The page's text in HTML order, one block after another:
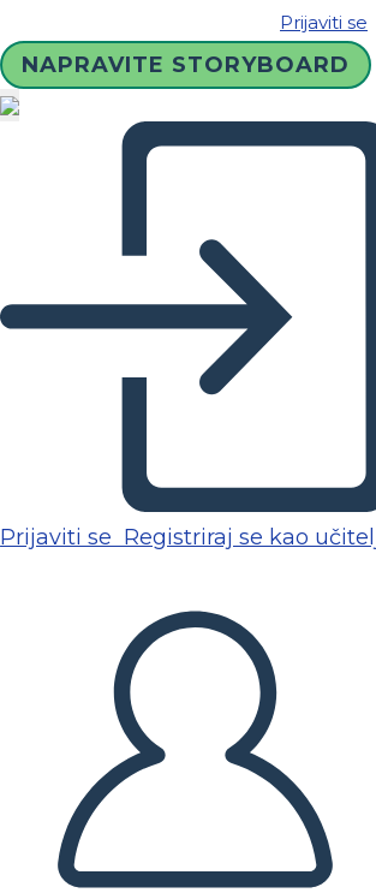
Prijaviti se
NAPRAVITE STORYBOARD
Prijaviti se Registriraj se kao